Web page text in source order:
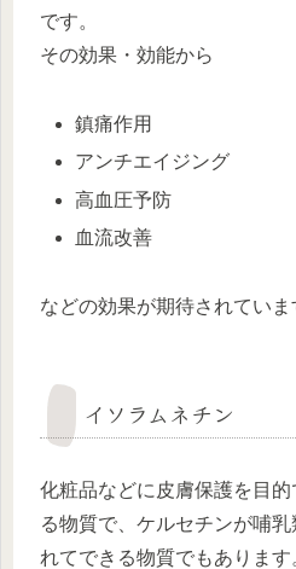
です。
その効果・効能から
鎮痛作用
アンチエイジング
高血圧予防
血流改善
などの効果が期待されていま
イソラムネチン
化粧品などに皮膚保護を目
る物質で、ケルセチンが哺
れてできる物質でもあります